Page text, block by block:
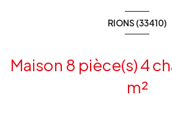
RIONS (33410)
Maison 8 pièce(s) 4 chambre(s) 154
m²